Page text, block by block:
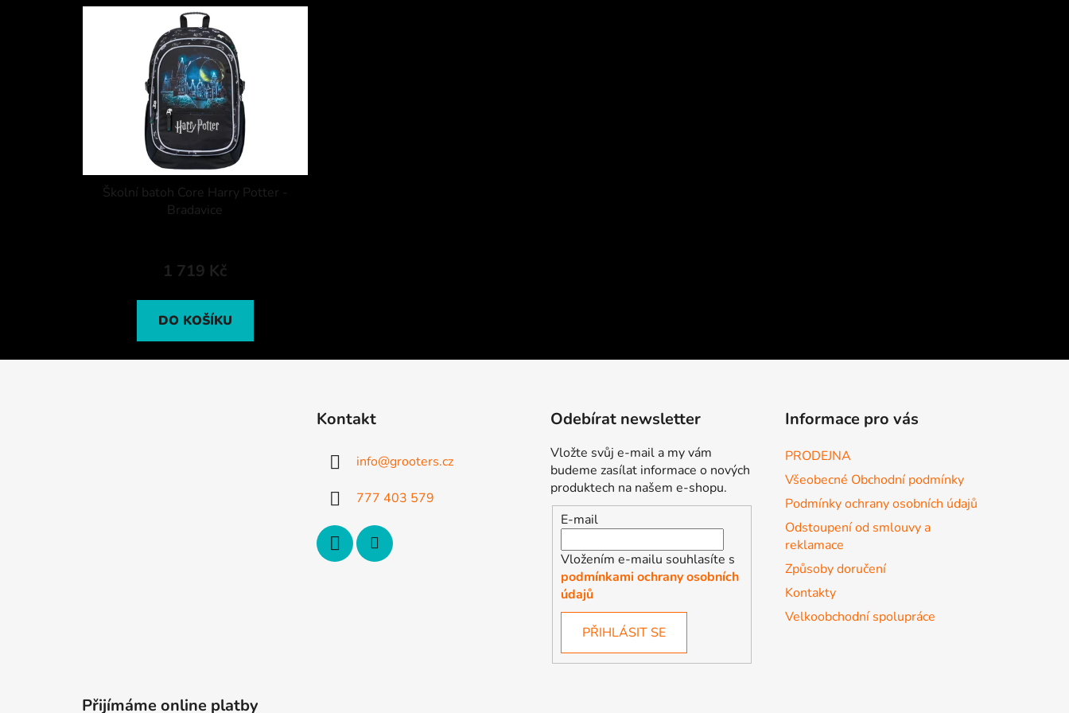
Školní batoh Core Harry Potter -
Bradavice
1 719 Kč
DO KOŠÍKU
Kontakt
info@grooters.cz
777 403 579
Odebírat newsletter
Vložte svůj e-mail a my vám
budeme zasílat informace o nových
produktech na našem e-shopu.
E-mail
Vložením e-mailu souhlasíte s
podmínkami ochrany osobních
údajů
PŘIHLÁSIT SE
Informace pro vás
PRODEJNA
Všeobecné Obchodní podmínky
Podmínky ochrany osobních údajů
Odstoupení od smlouvy a
reklamace
Způsoby doručení
Kontakty
Velkoobchodní spolupráce
Přijímáme online platby